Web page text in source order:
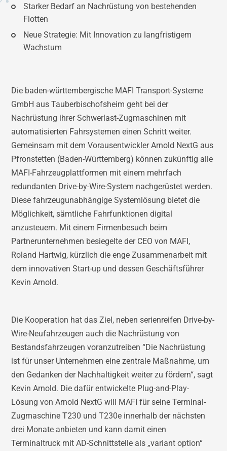
Starker Bedarf an Nachrüstung von bestehenden
Flotten
Neue Strategie: Mit Innovation zu langfristigem
Wachstum
Die baden-württembergische MAFI Transport-Systeme
GmbH aus Tauberbischofsheim geht bei der
Nachrüstung ihrer Schwerlast-Zugmaschinen mit
automatisierten Fahrsystemen einen Schritt weiter.
Gemeinsam mit dem Vorausentwickler Arnold NextG aus
Pfronstetten (Baden-Württemberg) können zukünftig alle
MAFI-Fahrzeugplattformen mit einem mehrfach
redundanten Drive-by-Wire-System nachgerüstet werden.
Diese fahrzeugunabhängige Systemlösung bietet die
Möglichkeit, sämtliche Fahrfunktionen digital
anzusteuern. Mit einem Firmenbesuch beim
Partnerunternehmen besiegelte der CEO von MAFI,
Roland Hartwig, kürzlich die enge Zusammenarbeit mit
dem innovativen Start-up und dessen Geschäftsführer
Kevin Arnold.
Die Kooperation hat das Ziel, neben serienreifen Drive-by-
Wire-Neufahrzeugen auch die Nachrüstung von
Bestandsfahrzeugen voranzutreiben “Die Nachrüstung
ist für unser Unternehmen eine zentrale Maßnahme, um
den Gedanken der Nachhaltigkeit weiter zu fördern“, sagt
Kevin Arnold. Die dafür entwickelte Plug-and-Play-
Lösung von Arnold NextG will MAFI für seine Terminal-
Zugmaschine T230 und T230e innerhalb der nächsten
drei Monate anbieten und kann damit einen
Terminaltruck mit AD-Schnittstelle als „variant option“